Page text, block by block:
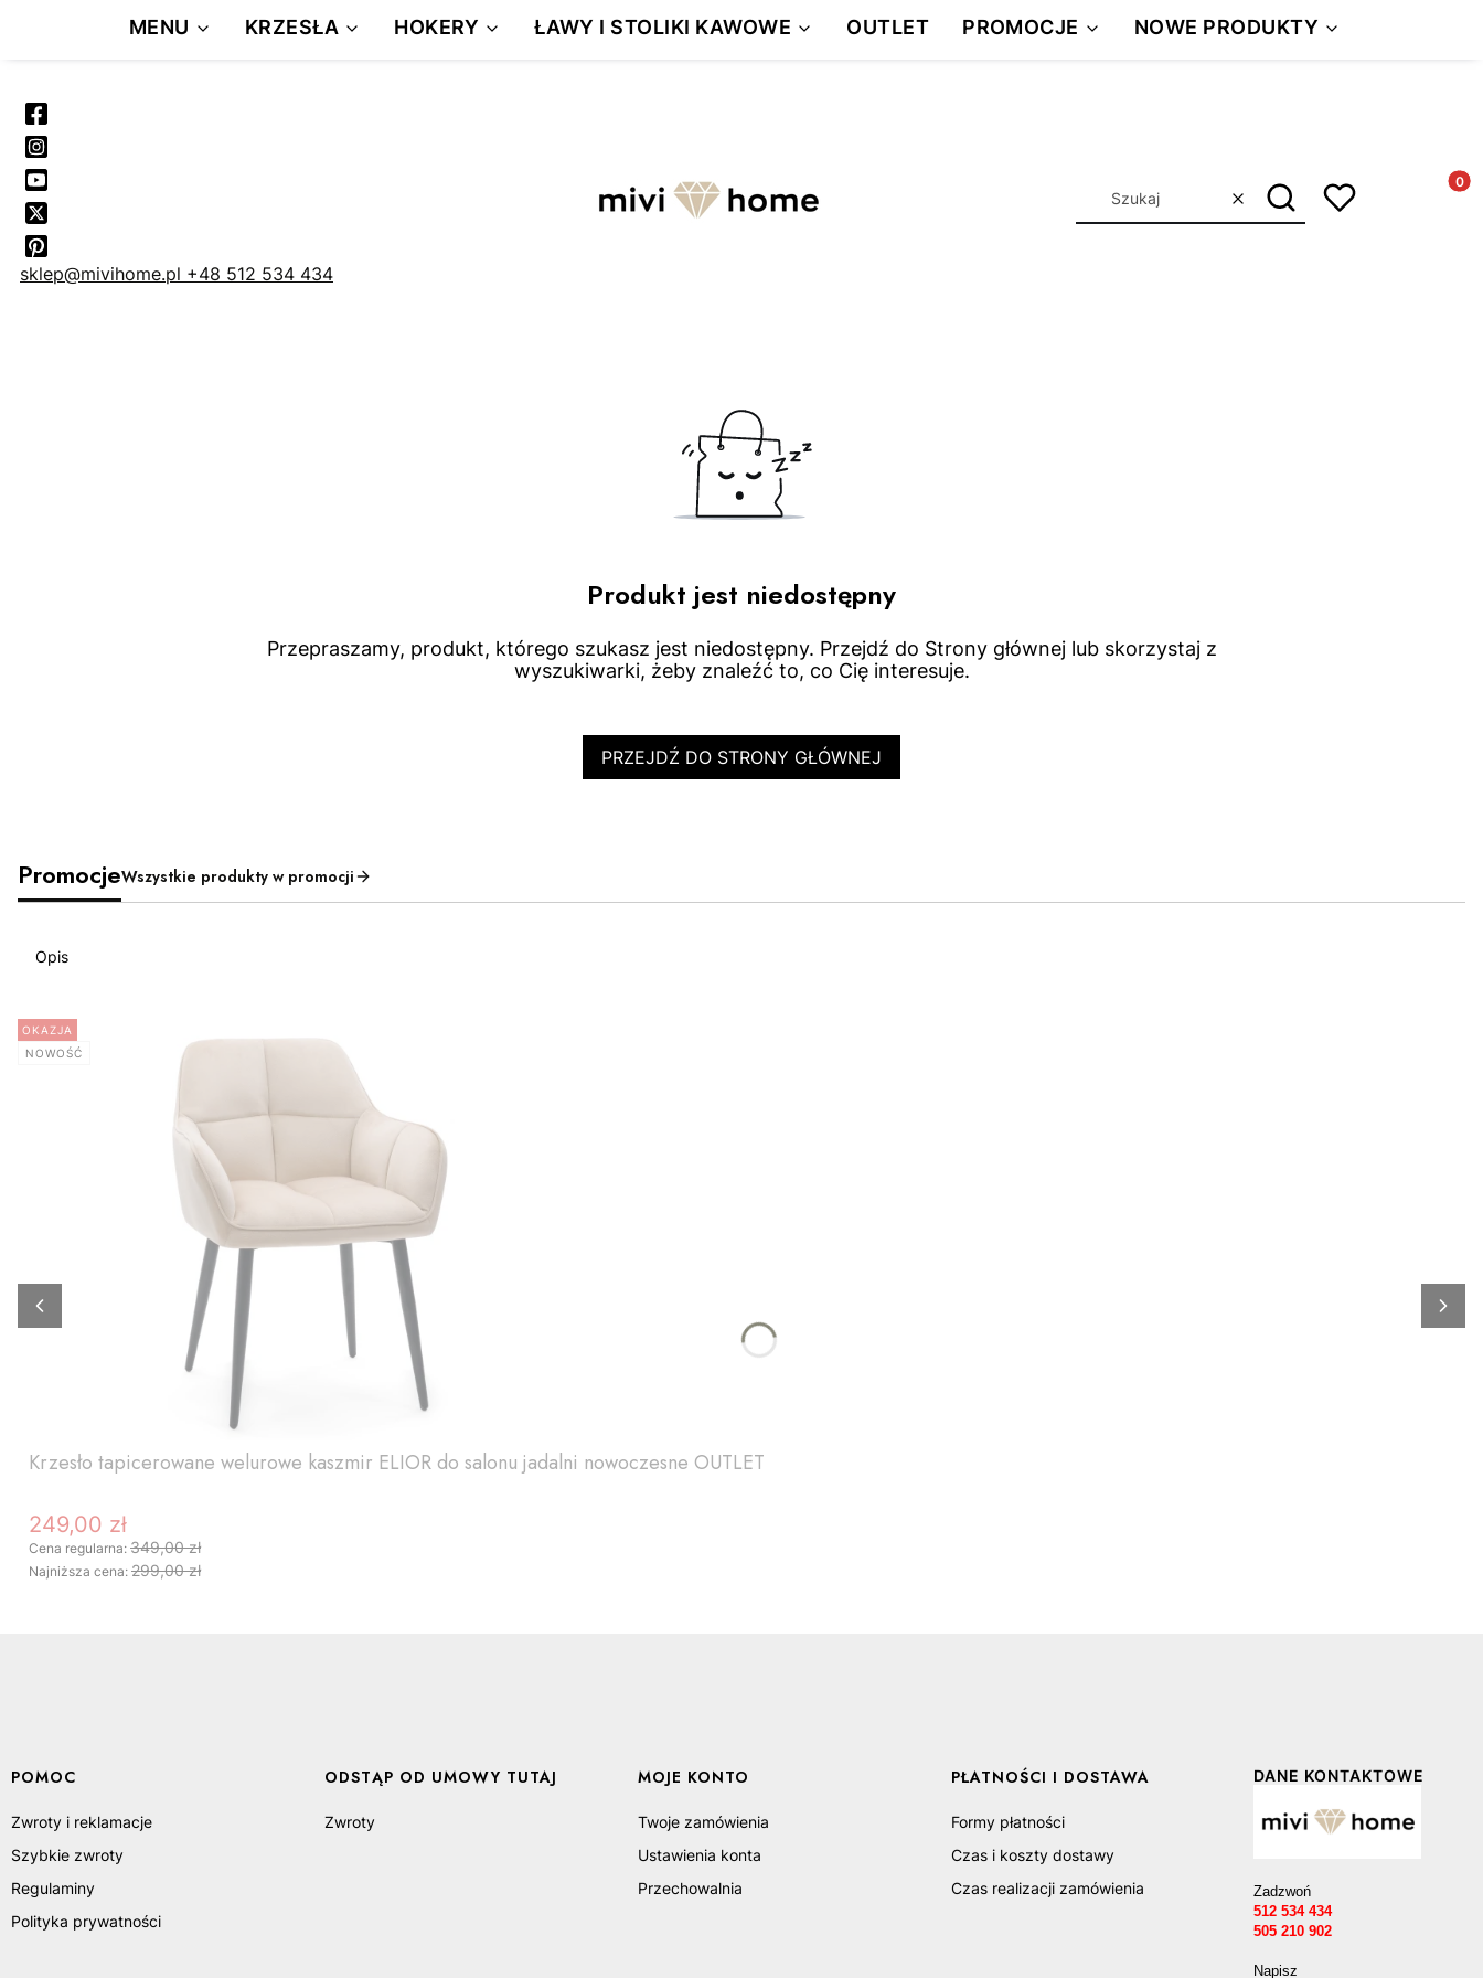
DARMOWA WYSYŁKA
sklep@mivihome.pl +48 512 534 434
WyczyśćSzukaj
MENU KRZESŁA HOKERY ŁAWY I STOLIKI KAWOWE OUTLET PROMOCJE NOWE PRODUKTY
Produkt jest niedostępny
Przepraszamy, produkt, którego szukasz jest niedostępny. Przejdź do Strony głównej lub skorzystaj z
wyszukiwarki, żeby znaleźć to, co Cię interesuje.
PRZEJDŹ DO STRONY GŁÓWNEJ
PromocjeWszystkie produkty w promocji
Opis
OKAZJA
NOWOŚĆ
Krzesło tapicerowane welurowe kaszmir ELIOR do salonu jadalni nowoczesne OUTLET
Cena promocyjna
249,00 zł
Cena regularna: 349,00 zł
Najniższa cena: 299,00 zł
Linki w stopce
POMOC
Zwroty i reklamacje
Szybkie zwroty
Regulaminy
Polityka prywatności
ODSTĄP OD UMOWY TUTAJ
Zwroty
MOJE KONTO
Twoje zamówienia
Ustawienia konta
Przechowalnia
PŁATNOŚCI I DOSTAWA
Formy płatności
Czas i koszty dostawy
Czas realizacji zamówienia
DANE KONTAKTOWE
Zadzwoń
512 534 434
505 210 902
Napisz